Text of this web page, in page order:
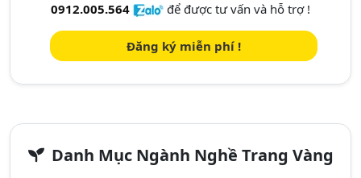
0912.005.564
để được tư vấn và hỗ trợ !
Đăng ký miễn phí !
Danh Mục Ngành Nghề Trang Vàng